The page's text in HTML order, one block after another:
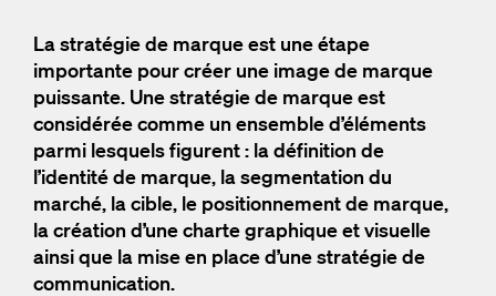
La stratégie de marque est une étape
importante pour créer une image de marque
puissante. Une stratégie de marque est
considérée comme un ensemble d’éléments
parmi lesquels figurent : la définition de
l’identité de marque, la segmentation du
marché, la cible, le positionnement de marque,
la création d’une charte graphique et visuelle
ainsi que la mise en place d’une stratégie de
communication.